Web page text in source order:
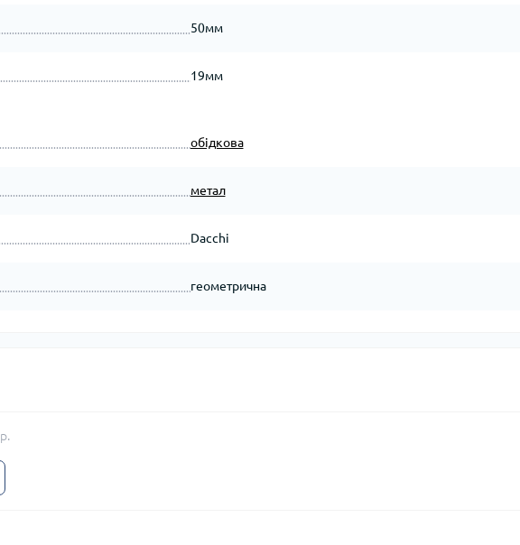
50мм
19мм
обідкова
метал
Dacchi
геометрична